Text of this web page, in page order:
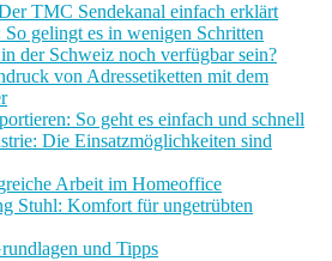
TMC Sendekanal einfach erklärt
gelingt es in wenigen Schritten
der Schweiz noch verfügbar sein?
von Adressetiketten mit dem
So geht es einfach und schnell
Die Einsatzmöglichkeiten sind
Arbeit im Homeoffice
Stuhl: Komfort für ungetrübten
und Tipps